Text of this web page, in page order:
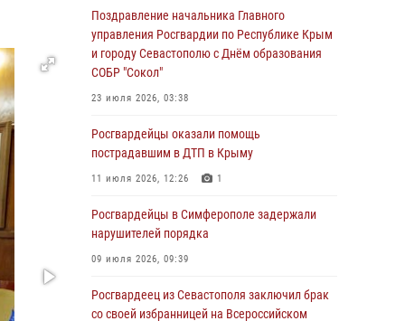
Росгвардейцы оперативно задержали
нарушителя на охраняемом объекте в
Севастополе
30 июля 2026, 12:13
Росгвардейцы Севастополя пресекли
противоправные действия на охраняемом
объекте
Росгвардейцы Крыма и Севастополя
отметили День Крещения Руси
В Симферополе сотрудники Росгвардии
Поздравление начальника Главного
управления Росгвардии по Республике Крым
и городу Севастополю с Днём образования
СОБР "Сокол"
23 июля 2026, 03:38
Росгвардейцы оказали помощь
пострадавшим в ДТП в Крыму
11 июля 2026, 12:26 1
Росгвардейцы в Симферополе задержали
нарушителей порядка
09 июля 2026, 09:39
Росгвардеец из Севастополя заключил брак
со своей избранницей на Всероссийском